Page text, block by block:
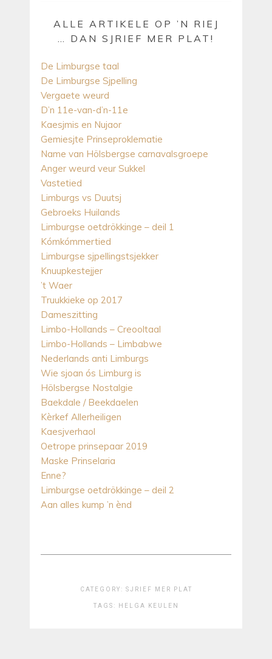
ALLE ARTIKELE OP ’N RIEJ
… DAN SJRIEF MER PLAT!
De Limburgse taal
De Limburgse Sjpelling
Vergaete weurd
D’n 11e-van-d’n-11e
Kaesjmis en Nujaor
Gemiesjte Prinseproklematie
Name van Hölsbergse carnavalsgroepe
Anger weurd veur Sukkel
Vastetied
Limburgs vs Duutsj
Gebroeks Huilands
Limburgse oetdrökkinge – deil 1
Kómkómmertied
Limburgse sjpellingstsjekker
Knuupkestejjer
’t Waer
Truukkieke op 2017
Dameszitting
Limbo-Hollands – Creooltaal
Limbo-Hollands – Limbabwe
Nederlands anti Limburgs
Wie sjoan ós Limburg is
Hölsbergse Nostalgie
Baekdale / Beekdaelen
Kèrkef Allerheiligen
Kaesjverhaol
Oetrope prinsepaar 2019
Maske Prinselaria
Enne?
Limburgse oetdrökkinge – deil 2
Aan alles kump ’n ènd
CATEGORY: SJRIEF MER PLAT
TAGS: HELGA KEULEN